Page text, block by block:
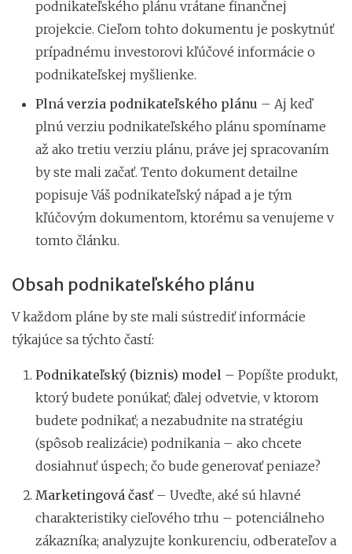
podnikateľského plánu vrátane finančnej
projekcie. Cieľom tohto dokumentu je poskytnúť
prípadnému investorovi kľúčové informácie o
podnikateľskej myšlienke.
Plná verzia podnikateľského plánu – Aj keď
plnú verziu podnikateľského plánu spomíname
až ako tretiu verziu plánu, práve jej spracovaním
by ste mali začať. Tento dokument detailne
popisuje Váš podnikateľský nápad a je tým
kľúčovým dokumentom, ktorému sa venujeme v
tomto článku.
Obsah podnikateľského plánu
V každom pláne by ste mali sústrediť informácie
týkajúce sa týchto častí:
Podnikateľský (biznis) model – Popíšte produkt,
ktorý budete ponúkať; ďalej odvetvie, v ktorom
budete podnikať; a nezabudnite na stratégiu
(spôsob realizácie) podnikania – ako chcete
dosiahnuť úspech; čo bude generovať peniaze?
Marketingová časť– Uveďte, aké sú hlavné
charakteristiky cieľového trhu – potenciálneho
zákazníka; analyzujte konkurenciu, odberateľov a